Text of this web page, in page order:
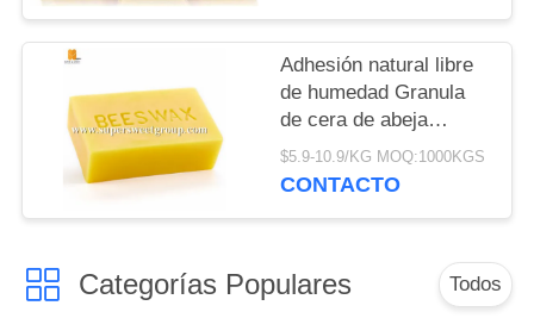
Adhesión natural libre
de humedad Granula
de cera de abeja
amarilla
$5.9-10.9/KG MOQ:1000KGS
CONTACTO
Categorías Populares Todos